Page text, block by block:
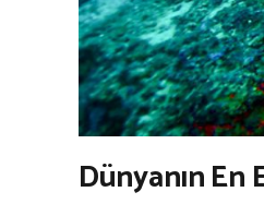
Dünyanın En